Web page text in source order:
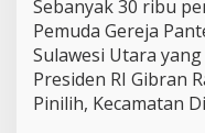
Sebanyak 30 ribu
Pemuda Gereja
Sulawesi Utara
Presiden RI Gibran
Pinilih, Kecamatan